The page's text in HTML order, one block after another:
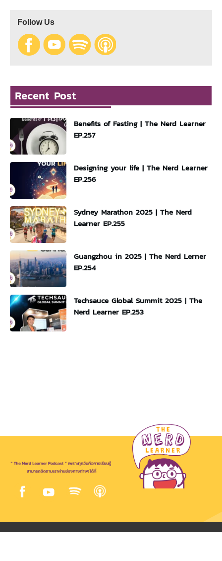
Follow Us
Recent Post
Benefits of Fasting | The Nerd Learner
EP.257
Designing your life | The Nerd Learner
EP.256
Sydney Marathon 2025 | The Nerd
Learner EP.255
Guangzhou in 2025 | The Nerd Lerner
EP.254
Techsauce Global Summit 2025 | The
Nerd Learner EP.253